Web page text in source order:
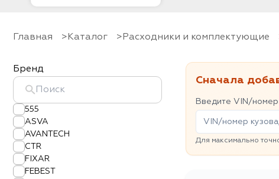
Главная Каталог Расходники и комплектующие
Бренд
555
ASVA
AVANTECH
CTR
FIXAR
FEBEST
Сначала
Введите VIN/
Для максимально